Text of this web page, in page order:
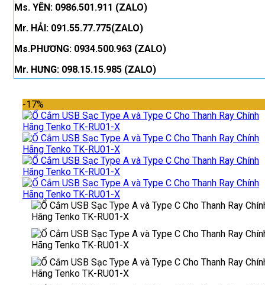
Ms. YÊN: 0986.501.911 (ZALO)
Mr. HẢI: 091.55.77.775(ZALO)
Ms.PHƯƠNG: 0934.500.963 (ZALO)
Mr. HƯNG: 098.15.15.985 (ZALO)
-17%